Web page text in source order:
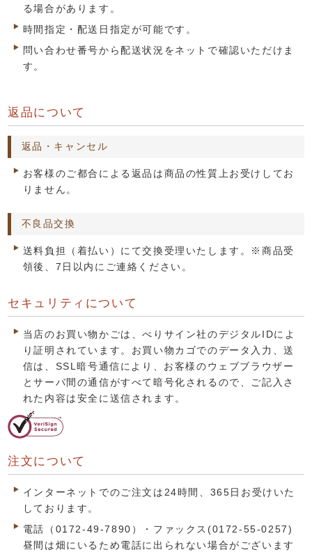
る場合があります。
時間指定・配送日指定が可能です。
問い合わせ番号から配送状況をネットで確認いただけま
す。
返品について
返品・キャンセル
お客様のご都合による返品は商品の性質上お受けしてお
りません。
不良品交換
送料負担（着払い）にて交換受理いたします。※商品受
領後、7日以内にご連絡ください。
セキュリティについて
当店のお買い物かごは、べりサイン社のデジタルIDによ
り証明されています。お買い物カゴでのデータ入力、送
信は、SSL暗号通信により、お客様のウェブブラウザー
とサーバ間の通信がすべて暗号化されるので、ご記入さ
れた内容は安全に送信されます。
注文について
インターネットでのご注文は24時間、365日お受けいた
しております。
電話（0172-49-7890）・ファックス(0172-55-0257)
昼間は畑にいるため電話に出られない場合がございます